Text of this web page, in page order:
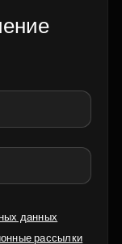
данных
рассылки